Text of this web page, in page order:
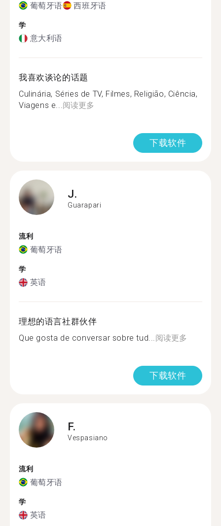
葡萄牙语 西班牙语
学
意大利语
我喜欢谈论的话题
Culinária, Séries de TV, Filmes, Religião, Ciência,
Viagens e...阅读更多
下载软件
J.
Guarapari
流利
葡萄牙语
学
英语
理想的语言社群伙伴
Que gosta de conversar sobre tud...阅读更多
下载软件
F.
Vespasiano
流利
葡萄牙语
学
英语